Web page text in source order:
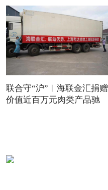
联合守“沪”︱海联金汇捐赠
价值近百万元肉类产品驰